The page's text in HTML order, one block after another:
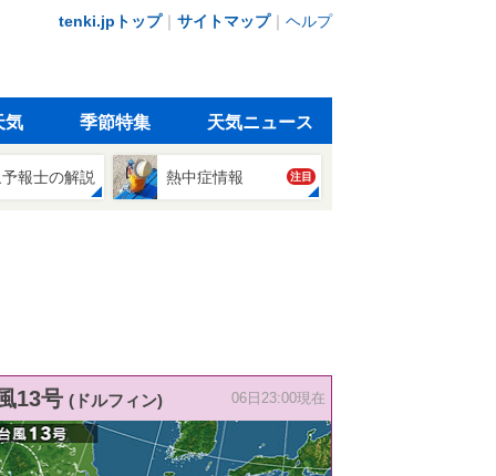
tenki.jpトップ｜ サイトマップ｜ ヘルプ
気 季節特集 天気ニュース
報士の解説 熱中症情報 注目
13号 (ドルフィン) 06日23:00現在